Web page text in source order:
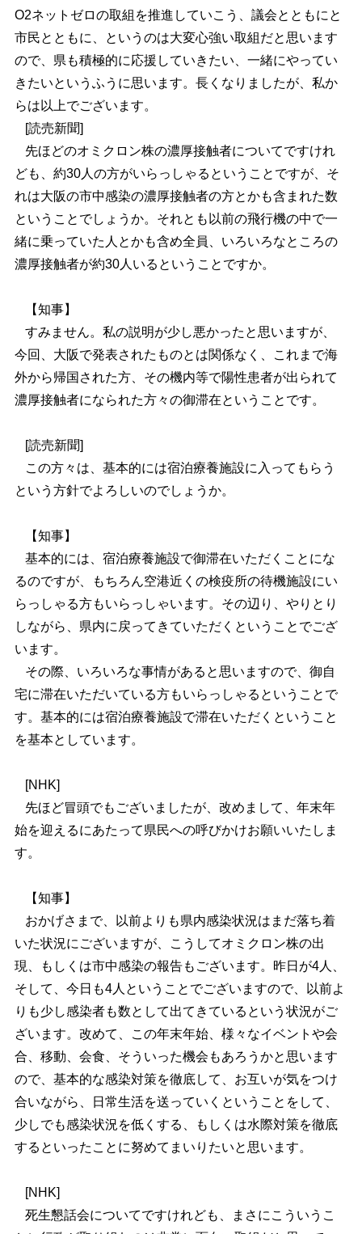
O2ネットゼロの取組を推進していこう、議会とともにと
市民とともに、というのは大変心強い取組だと思います
ので、県も積極的に応援していきたい、一緒にやってい
きたいというふうに思います。長くなりましたが、私か
らは以上でございます。
[読売新聞]
先ほどのオミクロン株の濃厚接触者についてですけれ
ども、約30人の方がいらっしゃるということですが、そ
れは大阪の市中感染の濃厚接触者の方とかも含まれた数
ということでしょうか。それとも以前の飛行機の中で一
緒に乗っていた人とかも含め全員、いろいろなところの
濃厚接触者が約30人いるということですか。
【知事】
すみません。私の説明が少し悪かったと思いますが、
今回、大阪で発表されたものとは関係なく、これまで海
外から帰国された方、その機内等で陽性患者が出られて
濃厚接触者になられた方々の御滞在ということです。
[読売新聞]
この方々は、基本的には宿泊療養施設に入ってもらう
という方針でよろしいのでしょうか。
【知事】
基本的には、宿泊療養施設で御滞在いただくことにな
るのですが、もちろん空港近くの検疫所の待機施設にい
らっしゃる方もいらっしゃいます。その辺り、やりとり
しながら、県内に戻ってきていただくということでござ
います。
その際、いろいろな事情があると思いますので、御自
宅に滞在いただいている方もいらっしゃるということで
す。基本的には宿泊療養施設で滞在いただくということ
を基本としています。
[NHK]
先ほど冒頭でもございましたが、改めまして、年末年
始を迎えるにあたって県民への呼びかけお願いいたしま
す。
【知事】
おかげさまで、以前よりも県内感染状況はまだ落ち着
いた状況にございますが、こうしてオミクロン株の出
現、もしくは市中感染の報告もございます。昨日が4人、
そして、今日も4人ということでございますので、以前よ
りも少し感染者も数として出てきているという状況がご
ざいます。改めて、この年末年始、様々なイベントや会
合、移動、会食、そういった機会もあろうかと思います
ので、基本的な感染対策を徹底して、お互いが気をつけ
合いながら、日常生活を送っていくということをして、
少しでも感染状況を低くする、もしくは水際対策を徹底
するといったことに努めてまいりたいと思います。
[NHK]
死生懇話会についてですけれども、まさにこういうこ